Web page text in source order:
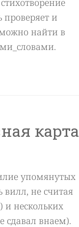
проверяет и
найти в
карта
упомянутых
не считая
нескольких
сдавал внаем).